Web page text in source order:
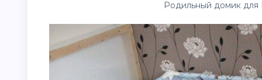
Родильный домик